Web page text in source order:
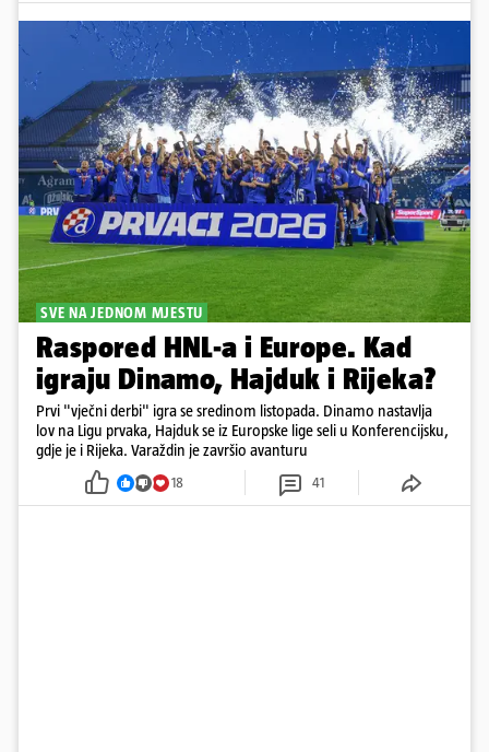
SVE NA JEDNOM MJESTU
Raspored HNL-a i Europe. Kad
igraju Dinamo, Hajduk i Rijeka?
Prvi "vječni derbi" igra se sredinom listopada. Dinamo nastavlja
lov na Ligu prvaka, Hajduk se iz Europske lige seli u Konferencijsku,
gdje je i Rijeka. Varaždin je završio avanturu
18 41